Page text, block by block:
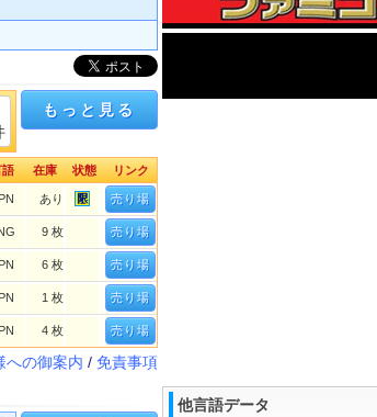
他言語データ
もっと見る
語 在庫 状態 リンク
あり 売り場
9 枚 売り場
6 枚 売り場
1 枚 売り場
4 枚 売り場
への御案内 / 免責事項